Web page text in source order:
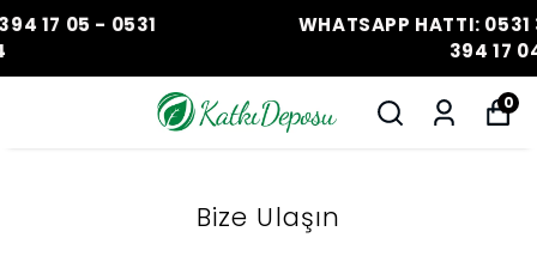
WHATSAPP HATTI: 0531 394 17 05 - 0531
0
Bize Ulaşın